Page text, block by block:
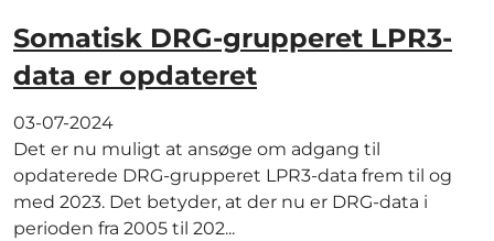
Somatisk DRG-grupperet LPR3-
data er opdateret
03-07-2024
Det er nu muligt at ansøge om adgang til
opdaterede DRG-grupperet LPR3-data frem til og
med 2023. Det betyder, at der nu er DRG-data i
perioden fra 2005 til 202...